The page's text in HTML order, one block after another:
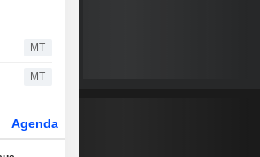
MT
MT
Agenda